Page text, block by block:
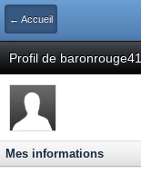
← Accueil
Profil de baronrouge41
Mes informations